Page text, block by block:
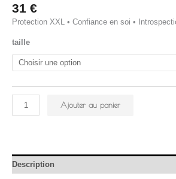
31 €
Protection XXL • Confiance en soi •
taille
Ajouter au panier
Description